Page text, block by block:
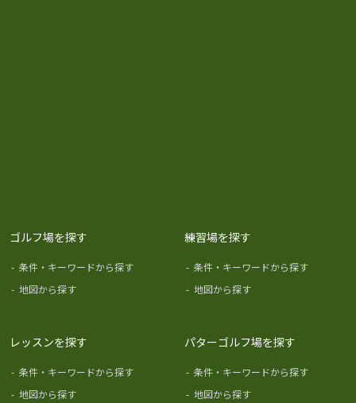
ゴルフ場を探す
- 条件・キーワードから探す
- 地図から探す
練習場を探す
- 条件・キーワードから探す
- 地図から探す
レッスンを探す
- 条件・キーワードから探す
- 地図から探す
パターゴルフ場を探す
- 条件・キーワードから探す
- 地図から探す